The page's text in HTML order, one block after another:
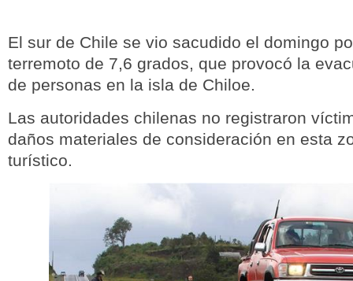
El sur de Chile se vio sacudido el domingo
terremoto de 7,6 grados, que provocó la
de personas en la isla de Chiloe.
Las autoridades chilenas no registraron
daños materiales de consideración en esta
turístico.